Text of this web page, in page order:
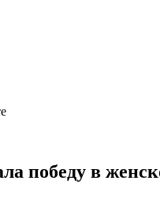
победу в